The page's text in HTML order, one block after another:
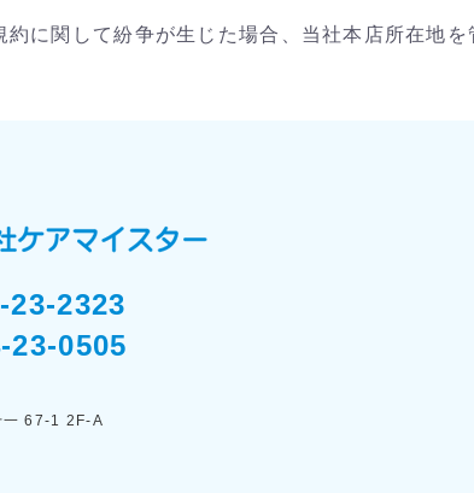
約に関して紛争が生じた場合、当社本店所在地
23-2323
23-0505
一 67-1 2F-A